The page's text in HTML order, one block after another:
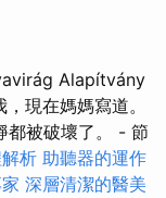
Alapítvány
現在媽媽寫道。
都被破壞了。 - 節
析 助聽器的運作
深層清潔的醫美